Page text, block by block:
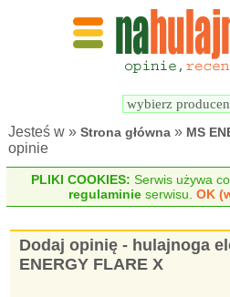
Jesteś w »Strona główna » MS
opinie
PLIKI COOKIES: Serwis używa
regulaminie serwisu.OK
Dodaj opinię - hulajnoga
ENERGY FLARE X